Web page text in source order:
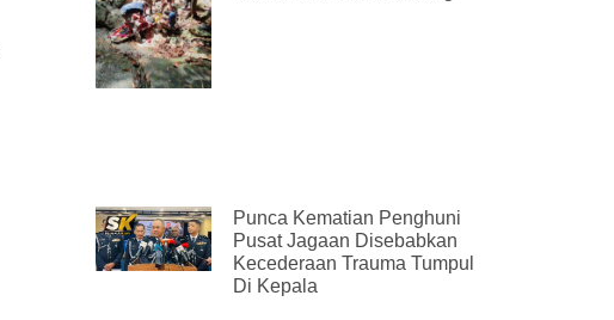
Punca Kematian Penghuni
Pusat Jagaan Disebabkan
Kecederaan Trauma Tumpul
Di Kepala